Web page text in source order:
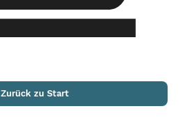
Zurück zu Start